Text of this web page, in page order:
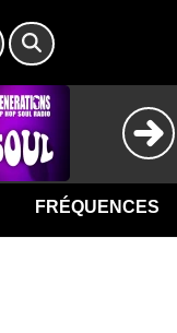
FRÉQUENCES